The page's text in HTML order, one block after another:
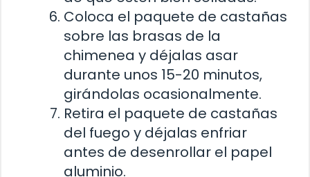
Coloca el paquete de castañas
sobre las brasas de la
chimenea y déjalas asar
durante unos 15-20 minutos,
girándolas ocasionalmente.
Retira el paquete de castañas
del fuego y déjalas enfriar
antes de desenrollar el papel
aluminio.